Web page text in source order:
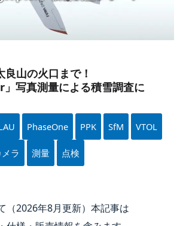
山の​火口まで！​
写真測量に​よる​積雪調査に​
PhaseOne PPK SfM VTOL
メラ 測量 点検
（2026年8月更新）本記事は​